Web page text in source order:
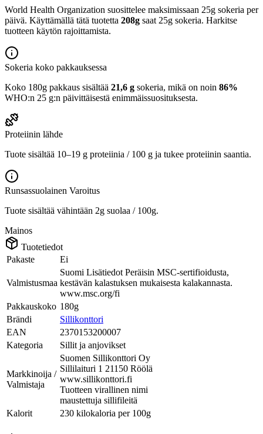
World Health Organization suosittelee maksimissaan 25g sokeria per
päivä. Käyttämällä tätä tuotetta 208g saat 25g sokeria. Harkitse
tuotteen käytön rajoittamista.
Sokeria koko pakkauksessa
Koko 180g pakkaus sisältää 21,6 g sokeria, mikä on noin 86%
WHO:n 25 g:n päivittäisestä enimmäissuosituksesta.
Proteiinin lähde
Tuote sisältää 10–19 g proteiinia / 100 g ja tukee proteiinin saantia.
Runsassuolainen Varoitus
Tuote sisältää vähintään 2g suolaa / 100g.
Mainos
Tuotetiedot
Pakaste
Ei
Valmistusmaa
Suomi Lisätiedot Peräisin MSC-sertifioidusta,
kestävän kalastuksen mukaisesta kalakannasta.
www.msc.org/fi
Pakkauskoko 180g
Brändi
Sillikonttori
EAN
2370153200007
Kategoria
Sillit ja anjovikset
Markkinoija /
Valmistaja
Suomen Sillikonttori Oy
Sillilaituri 1 21150 Röölä
www.sillikonttori.fi
Tuotteen virallinen nimi
maustettuja sillifileitä
Kalorit
230 kilokaloria per 100g